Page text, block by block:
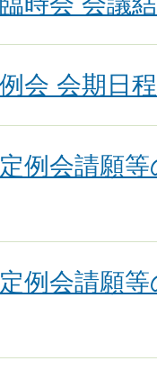
会 会期日程
例会請願
例会請願